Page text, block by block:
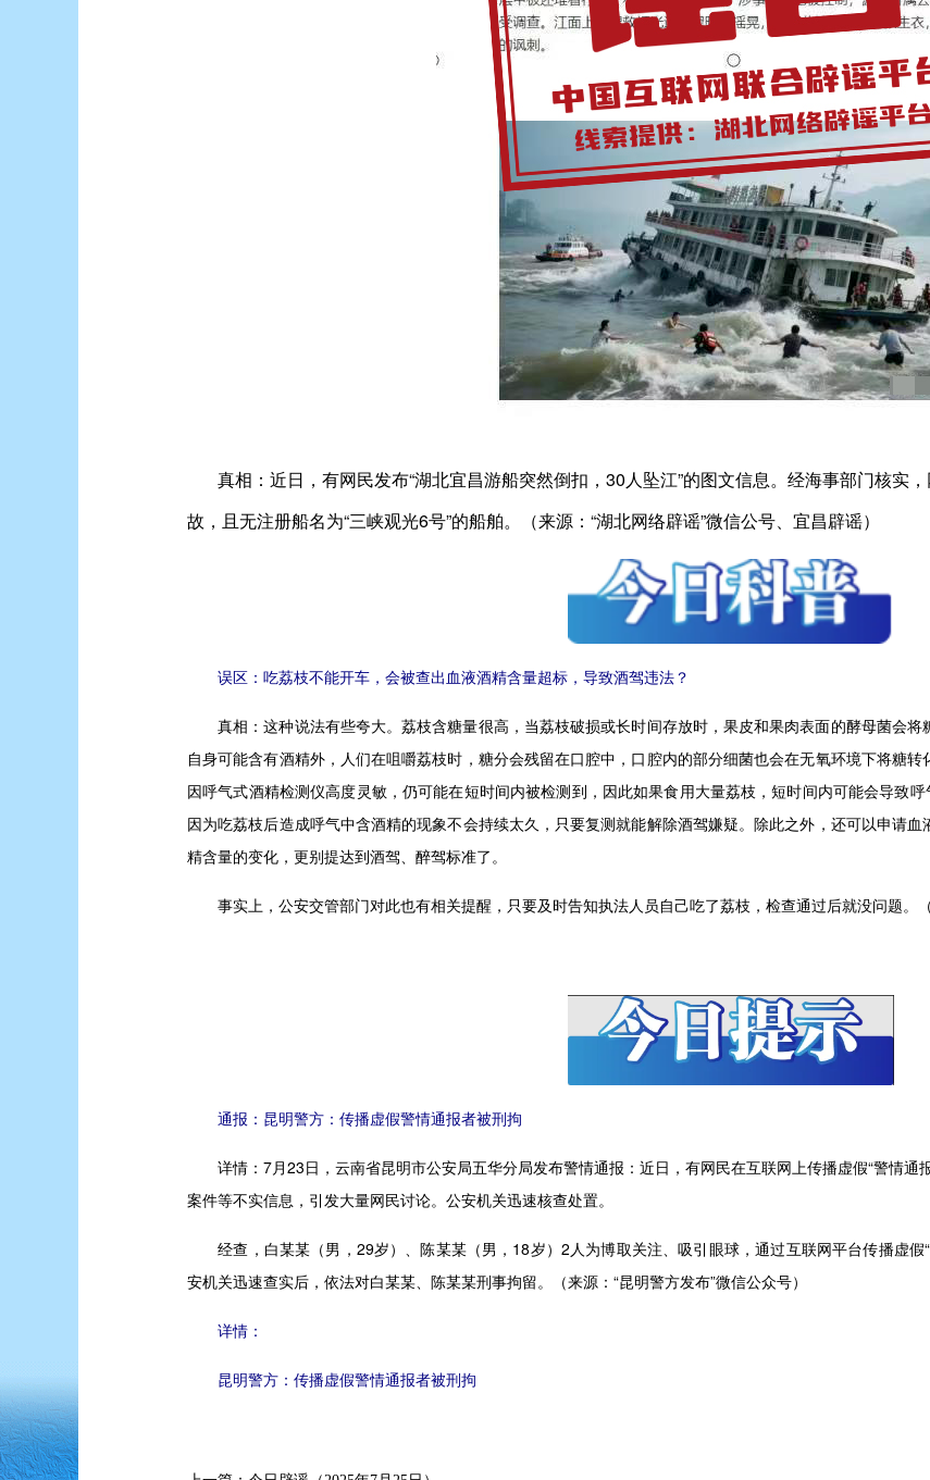
真相： 近日，有网民发布“湖北宜昌游船突然倒扣，30人坠江”的图文信息。经海事部门核实
故，且无注册船名为“三峡观光6号”的船舶。（来源：“湖北网络辟谣”微信公号、宜昌辟谣）
误区：吃荔枝不能开车，会被查出血液酒精含量超标，导致酒驾违法？
真相：这种说法有些夸大。荔枝含糖量很高，当荔枝破损或长时间存放时，果皮和果肉表面的酵母菌会
自身可能含有酒精外，人们在咀嚼荔枝时，糖分会残留在口腔中，口腔内的部分细菌也会在无氧环境下将糖
因呼气式酒精检测仪高度灵敏，仍可能在短时间内被检测到，因此如果食用大量荔枝，短时间内可能会导致呼
因为吃荔枝后造成呼气中含酒精的现象不会持续太久，只要复测就能解除酒驾嫌疑。除此之外，还可以申请
精含量的变化，更别提达到酒驾、醉驾标准了。
事实上，公安交管部门对此也有相关提醒，只要及时告知执法人员自己吃了荔枝，检查通过后就没问题。（
通报：昆明警方：传播虚假警情通报者被刑拘
详情： 7月23日，云南省昆明市公安局五华分局发布警情通报：近日，有网民在互联网上传播虚假“警情通
案件等不实信息，引发大量网民讨论。公安机关迅速核查处置。
经查，白某某（男，29岁）、陈某某（男，18岁）2人为博取关注、吸引眼球，通过互联网平台传播虚假
安机关迅速查实后，依法对白某某、陈某某刑事拘留。（来源：“昆明警方发布”微信公众号）
详情：
昆明警方：传播虚假警情通报者被刑拘